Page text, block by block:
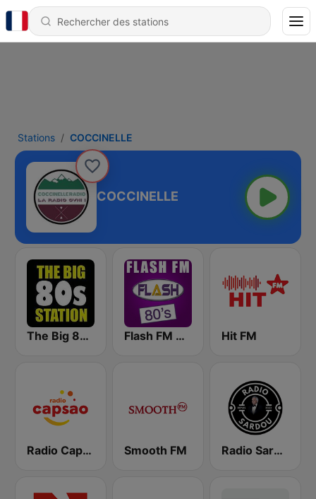
Stations COCCINELLE
COCCINELLE
The Big 80s Station Flash FM 80's Hit FM
Radio Capsao Lyon Smooth FM Radio Sardou